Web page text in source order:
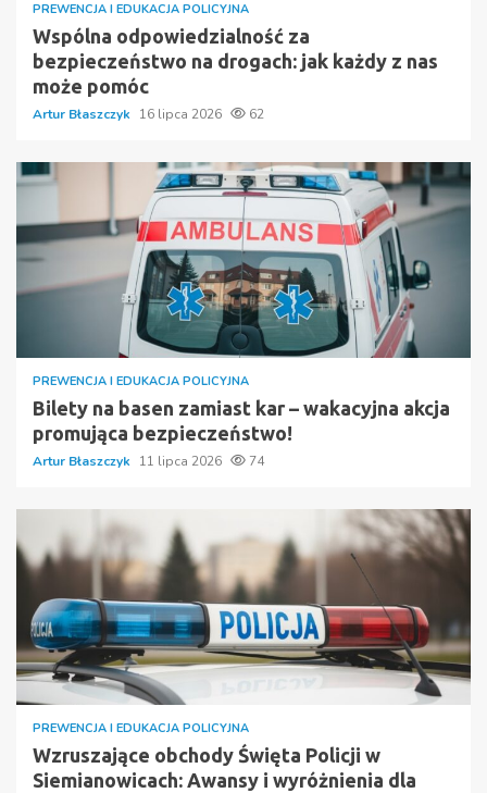
PREWENCJA I EDUKACJA POLICYJNA
Wspólna odpowiedzialność za
bezpieczeństwo na drogach: jak każdy z nas
może pomóc
Artur Błaszczyk 16 lipca 2026 62
PREWENCJA I EDUKACJA POLICYJNA
Bilety na basen zamiast kar – wakacyjna akcja
promująca bezpieczeństwo!
Artur Błaszczyk 11 lipca 2026 74
PREWENCJA I EDUKACJA POLICYJNA
Wzruszające obchody Święta Policji w
Siemianowicach: Awansy i wyróżnienia dla